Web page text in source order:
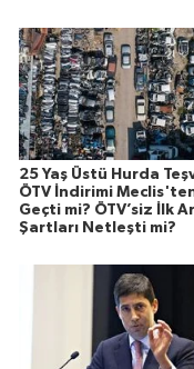
25 Yaş Üstü Hurda
ÖTV İndirimi
Geçti mi? ÖTV’siz İlk
Şartları Netleşti mi?